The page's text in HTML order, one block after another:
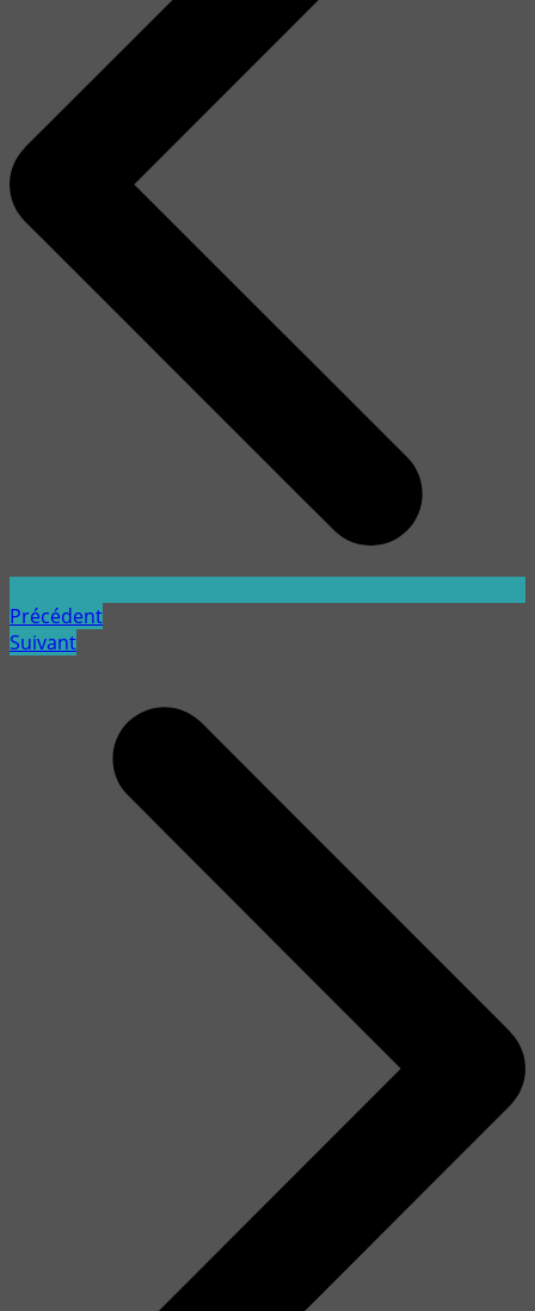
Précédent
Suivant